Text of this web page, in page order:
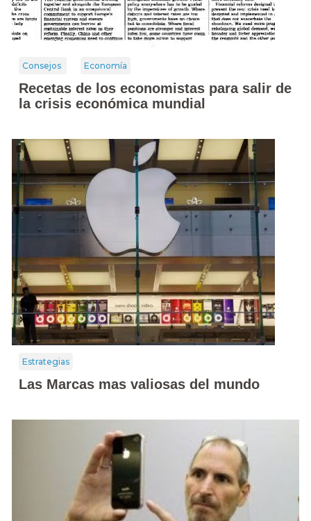
Consejos Economía
Recetas de los economistas para salir de
la crisis económica mundial
Estrategias
Las Marcas mas valiosas del mundo